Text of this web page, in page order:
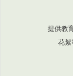
提供教
花絮